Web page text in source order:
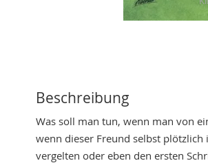
of
images
gallery
Beschreibung
Was soll man tun, wenn man von
wenn dieser Freund selbst plötzlich
vergelten oder eben den ersten